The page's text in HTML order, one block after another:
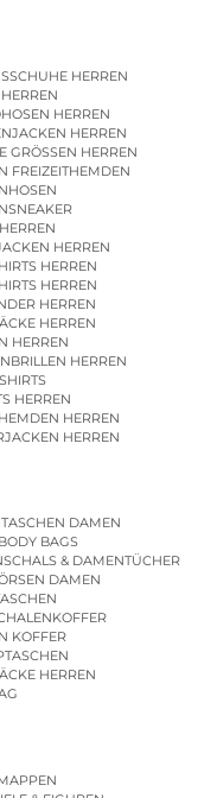
HERREN
HERREN
HERREN
GRÖSSEN HERREN
FREIZEITHEMDEN
HERREN
HERREN
HERREN
HERREN
HERREN
HERREN
HERREN
HERREN
HERREN
HERREN
DAMEN
BAGS
& DAMENTÜCHER
DAMEN
KOFFER
HERREN